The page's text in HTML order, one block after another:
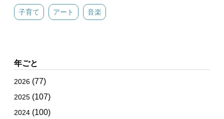
子育て アート 音楽
年ごと
2026 (77)
2025 (107)
2024 (100)